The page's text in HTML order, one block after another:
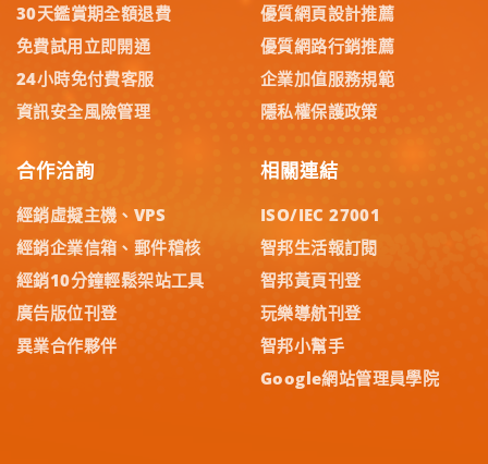
30天鑑賞期全額退費
免費試用立即開通
24小時免付費客服
資訊安全風險管理
優質網頁設計推薦
優質網路行銷推薦
企業加值服務規範
隱私權保護政策
合作洽詢
經銷虛擬主機、VPS
經銷企業信箱、郵件稽核
經銷10分鐘輕鬆架站工具
廣告版位刊登
異業合作夥伴
相關連結
ISO/IEC 27001
智邦生活報訂閱
智邦黃頁刊登
玩樂導航刊登
智邦小幫手
Google網站管理員學院